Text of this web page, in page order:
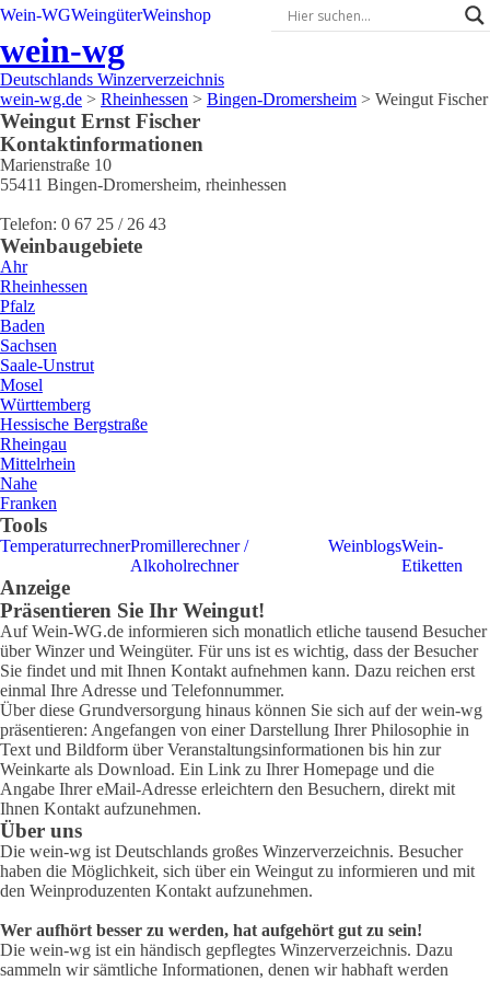
Wein-WGWeingüterWeinshop
wein-wg
Deutschlands Winzerverzeichnis
wein-wg.de > Rheinhessen > Bingen-Dromersheim > Weingut Fischer
Weingut Ernst Fischer
Kontaktinformationen
Marienstraße 10
55411 Bingen-Dromersheim, rheinhessen
Telefon: 0 67 25 / 26 43
Weinbaugebiete
Ahr
Rheinhessen
Pfalz
Baden
Sachsen
Saale-Unstrut
Mosel
Württemberg
Hessische Bergstraße
Rheingau
Mittelrhein
Nahe
Franken
Tools
TemperaturrechnerPromillerechner /
Alkoholrechner
WeinblogsWein-
Etiketten
Anzeige
Präsentieren Sie Ihr Weingut!
Auf Wein-WG.de informieren sich monatlich etliche tausend Besucher
über Winzer und Weingüter. Für uns ist es wichtig, dass der Besucher
Sie findet und mit Ihnen Kontakt aufnehmen kann. Dazu reichen erst
einmal Ihre Adresse und Telefonnummer.
Über diese Grundversorgung hinaus können Sie sich auf der wein-wg
präsentieren: Angefangen von einer Darstellung Ihrer Philosophie in
Text und Bildform über Veranstaltungsinformationen bis hin zur
Weinkarte als Download. Ein Link zu Ihrer Homepage und die
Angabe Ihrer eMail-Adresse erleichtern den Besuchern, direkt mit
Ihnen Kontakt aufzunehmen.
Über uns
Die wein-wg ist Deutschlands großes Winzerverzeichnis. Besucher
haben die Möglichkeit, sich über ein Weingut zu informieren und mit
den Weinproduzenten Kontakt aufzunehmen.
Wer aufhört besser zu werden, hat aufgehört gut zu sein!
Die wein-wg ist ein händisch gepflegtes Winzerverzeichnis. Dazu
sammeln wir sämtliche Informationen, denen wir habhaft werden